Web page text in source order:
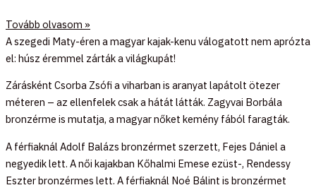
Tovább olvasom »
A szegedi Maty-éren a magyar kajak-kenu válogatott nem aprózta
el: húsz éremmel zárták a világkupát!
Zárásként Csorba Zsófi a viharban is aranyat lapátolt ötezer
méteren – az ellenfelek csak a hátát látták. Zagyvai Borbála
bronzérme is mutatja, a magyar nőket kemény fából faragták.
A férfiaknál Adolf Balázs bronzérmet szerzett, Fejes Dániel a
negyedik lett. A női kajakban Kőhalmi Emese ezüst-, Rendessy
Eszter bronzérmes lett. A férfiaknál Noé Bálint is bronzérmet